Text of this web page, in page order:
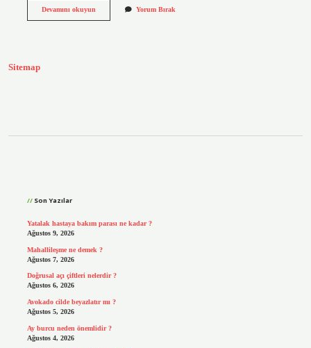
Devamını okuyunHamamda
Yorum Bırak
Sitemap
Son Yazılar
Yatalak hastaya bakım parası ne kadar ?
Ağustos 9, 2026
Mahallileşme ne demek ?
Ağustos 7, 2026
Doğrusal açı çiftleri nelerdir ?
Ağustos 6, 2026
Avokado cilde beyazlatır mı ?
Ağustos 5, 2026
Ay burcu neden önemlidir ?
Ağustos 4, 2026